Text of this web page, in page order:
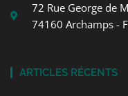
72 Rue George de
74160 Archamps -
ARTICLES RÉCENTS